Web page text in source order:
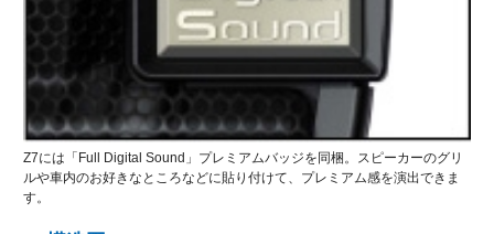
Z7には「Full Digital Sound」プレミアムバッジを同梱。スピーカーのグリ
ルや車内のお好きなところなどに貼り付けて、プレミアム感を演出できま
す。